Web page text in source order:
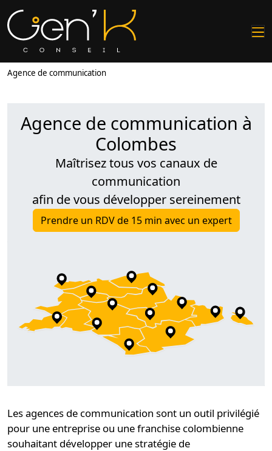
Agence de communication
Agence de communication à
Colombes
Maîtrisez tous vos canaux de
communication
afin de vous développer sereinement
Prendre un RDV de 15 min avec un expert
Lesagences de communication sont un outil privilégié
pour une entreprise ou une franchise colombienne
souhaitant développer unestratégie de